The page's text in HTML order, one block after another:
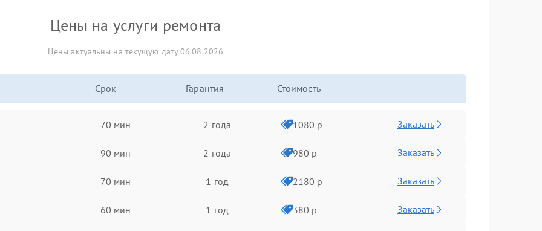
Цены на услуги ремонта
Цены актуальны на текущую дату 06.08.2026
Срок Гарантия Стоимость
70 мин 2 года 1080 р Заказать
90 мин 2 года 980 р Заказать
70 мин 1 год 2180 р Заказать
60 мин 1 год 380 р Заказать